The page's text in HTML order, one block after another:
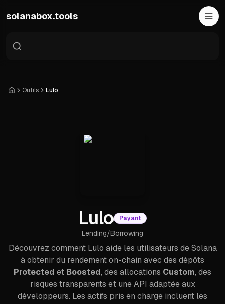
solanabox.tools
AccueilOutils Lulo
Lulo Payant
Lending/Borrowing
Découvrez comment Lulo aide les utilisateurs de Solana
à obtenir du rendement on-chain avec des dépôts
Protected et Boosted, des allocations Custom, des
risques transparents et une API adaptée aux
développeurs. Les actifs pris en charge incluent les